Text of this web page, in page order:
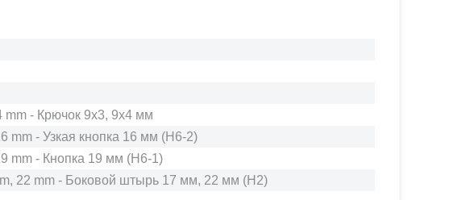
5205200-02, 3160-
3163-00-
6313200,
mm - Крючок 9x3, 9x4 мм
mm - Узкая кнопка 16 мм (H6-2)
mm - Кнопка 19 мм (H6-1)
22 mm - Боковой штырь 17 мм, 22 мм (H2)